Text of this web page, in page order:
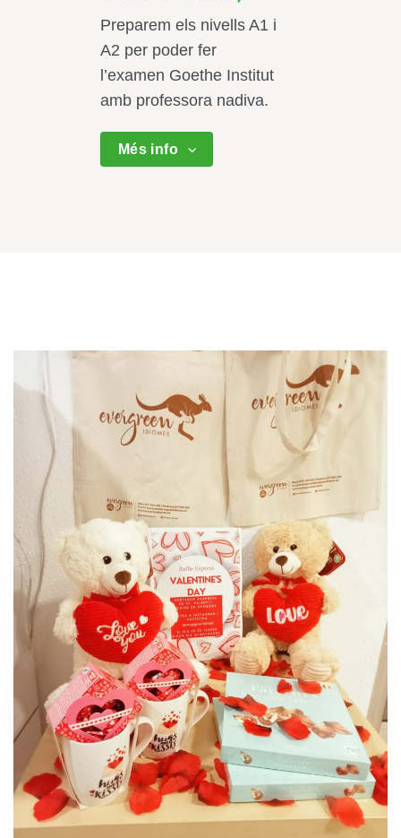
Preparem els nivells A1 i
A2 per poder fer
l’examen Goethe Institut
amb professora nadiva.
Més info